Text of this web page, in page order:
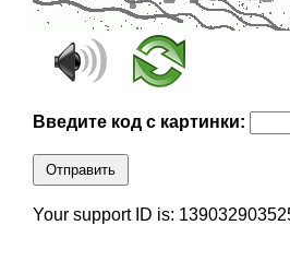
Введите код с картинки:
Отправить
Your support ID is: